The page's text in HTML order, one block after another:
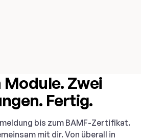
Module. Zwei
Fertig.
bis zum BAMF-Zertifikat.
mit dir. Von überall in